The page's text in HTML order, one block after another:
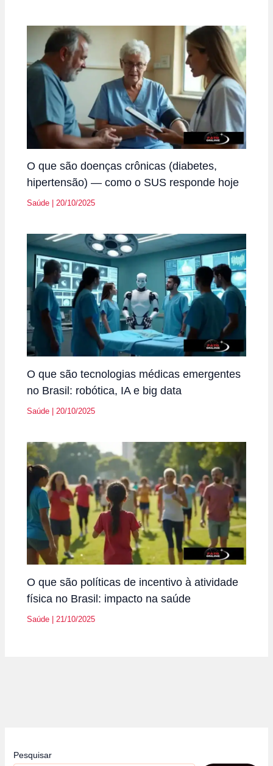
O que são doenças crônicas (diabetes,
hipertensão) — como o SUS responde hoje
Saúde |20/10/2025
O que são tecnologias médicas emergentes
no Brasil: robótica, IA e big data
Saúde 20/10/2025
O que são políticas de incentivo à atividade
física no Brasil: impacto na saúde
Saúde | 21/10/2025
Pesquisar